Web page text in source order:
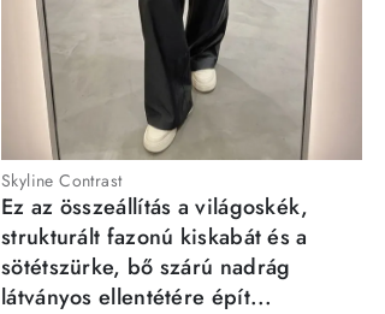
Skyline Contrast
Ez az összeállítás a világoskék,
strukturált fazonú kiskabát és a
sötétszürke, bő szárú nadrág
látványos ellentétére épít...